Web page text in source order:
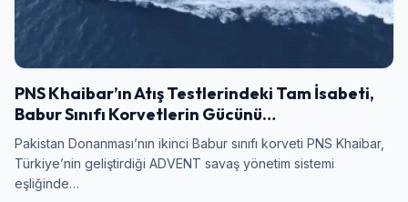
PNS Khaibar’ın Atış Testlerindeki Tam İsabeti,
Babur Sınıfı Korvetlerin Gücünü…
Pakistan Donanması’nın ikinci Babur sınıfı korveti PNS Khaibar,
Türkiye’nin geliştirdiği ADVENT savaş yönetim sistemi
eşliğinde…
Giriş Yap